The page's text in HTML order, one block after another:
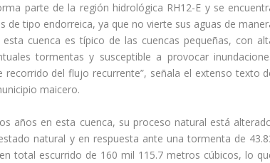
parte de la región hidrológica RH12-E y se
de tipo endorreica, ya que no vierte sus aguas de
cuenca es típico de las cuencas pequeñas, con
tormentas y susceptible a provocar
del flujo recurrente”, señala el extenso texto
maicero.
años en esta cuenca, su proceso natural está
natural y en respuesta ante una tormenta de
total escurrido de 160 mil 115.7 metros cúbicos, lo